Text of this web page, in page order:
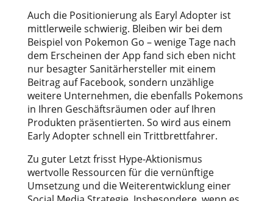
Auch die Positionierung als Earyl Adopter ist
mittlerweile schwierig. Bleiben wir bei dem
Beispiel von Pokemon Go – wenige Tage nach
dem Erscheinen der App fand sich eben nicht
nur besagter Sanitärhersteller mit einem
Beitrag auf Facebook, sondern unzählige
weitere Unternehmen, die ebenfalls Pokemons
in Ihren Geschäftsräumen oder auf Ihren
Produkten präsentierten. So wird aus einem
Early Adopter schnell ein Trittbrettfahrer.
Zu guter Letzt frisst Hype-Aktionismus
wertvolle Ressourcen für die vernünftige
Umsetzung und die Weiterentwicklung einer